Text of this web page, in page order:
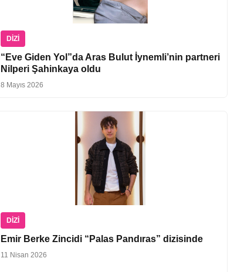
DIZI
“Eve Giden Yol”da Aras Bulut İynemli’nin partneri
Nilperi Şahinkaya oldu
8 Mayıs 2026
DIZI
Emir Berke Zincidi “Palas Pandıras” dizisinde
11 Nisan 2026